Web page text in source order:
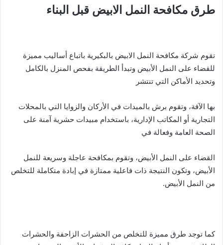
طرق مكافحة النمل الابيض قبل البناء
تقوم شركة مكافحة النمل الابيض بالبكيرية باتباع أساليب مميزة
للقضاء على النمل الأبيض وتبدأ الطريقة بفحص المنزل بالكامل
وتحديد الأماكن التي تنتشر
بها الآفة، وتقوم برش بالميدات في الأركان والزوايا التي بالمحلات
التجارية أو المكاتب الإدارية، باستخدام مبيدات حشرية آمنة على
الصحة العامة وفعالة في
القضاء على النمل الأبيض، وتقوم بمكافحة عاجلة وسريعة للنمل
الأبيض، وتكون النتيجة ذات فاعلية ممتازة في إبادة متكاملة للتخلص
من النمل الأبيض.
كما توجد طرق مميزة للتخلص من الحشرات الزاحفة والحشرات